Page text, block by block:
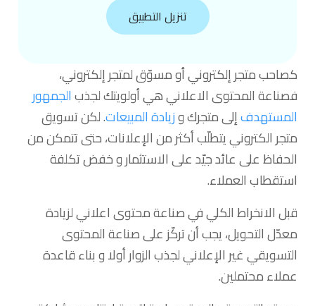
تنزيل التطبيق
كصاحب متجر إلكتروني أو مسوّق لمتجر إلكتروني،
فصناعة المحتوى الاعلاني هي أولويتك لجذبالجمهور
المستهدفإلى متجرك وزيادة المبيعات. لكن تسويق
متجر الكتروني يتطلّب أكثر من الإعلانات، حتى تتمكن من
الحفاظ على عائد جيّد على الاستثمار و خفض تكلفة
استقطاب العملاء.
قبل الانخراط الكلي في صناعة محتوى اعلاني لزيادة
معدّل التحويل، يجب أن تركّز على صناعة المحتوى
التسويقي غير الإعلاني لجذب الزوار أولا و بناء قاعدة
عملاء محتملين.